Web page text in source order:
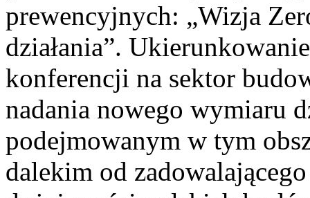
prewencyjnych: „Wizja
działania”.
konferencji na sektor
nadania nowego wymiaru
podejmowanym w tym
dalekim od